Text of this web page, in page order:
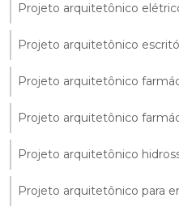
Projeto arquitetônico
Projeto arquitetônico
Projeto arquitetônico
Projeto arquitetônico
Projeto arquitetônico
Projeto arquitetônico para